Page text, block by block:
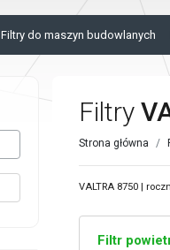
Filtry do maszyn budowlanych
Filtry
Strona główna
VALTRA 8750 |
Filtr